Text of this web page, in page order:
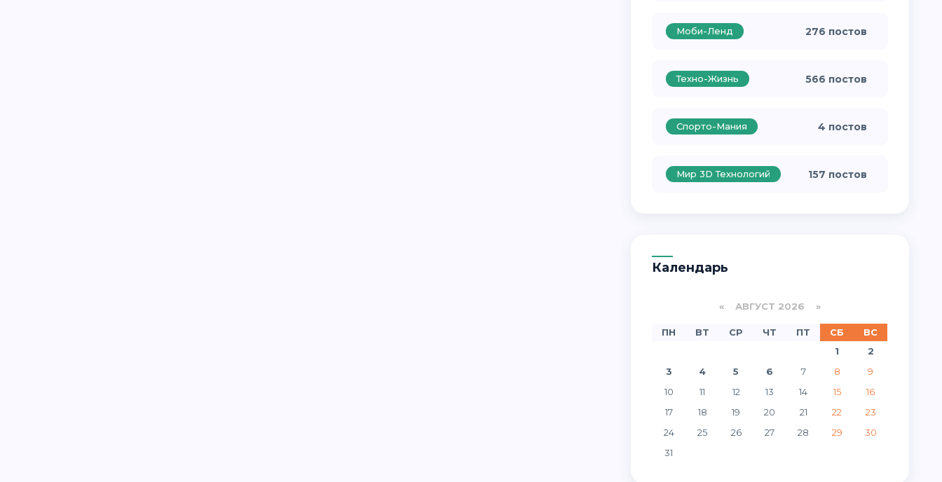
Моби-Ленд 276 постов
Техно-Жизнь 566 постов
Спорто-Мания 4 постов
Мир 3D Технологий 157 постов
Календарь
«АВГУСТ 2026 »
ПН ВТ СР ЧТ ПТ СБ
ВС
1
2
3
4 5 6 7 8
9
10
11 12 13 14 15
16
17
18 19 20 21 22
23
24
25 26 27 28 29
30
31